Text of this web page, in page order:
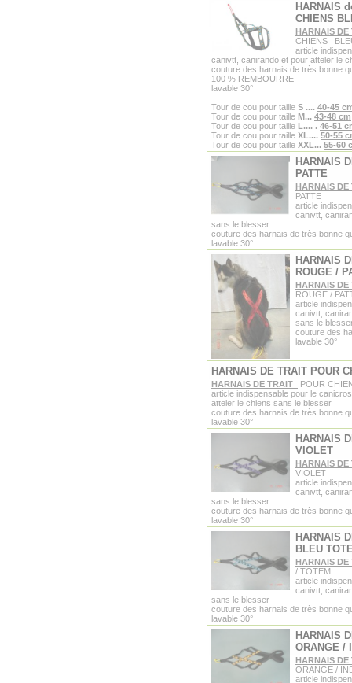
HARNAIS
CHIENS
HARNAIS
CHIENS
article
canivtt, canirando et pour atteler le
couture des harnais de très bonne
100 % REMBOURRE
lavable 30°
Tour de cou pour taille S .... 40-45
Tour de cou pour taille M... 43-48 cm
Tour de cou pour taille L.... . 46-51
Tour de cou pour taille XL.... 50-55
Tour de cou pour taille XXL... 55-60
HARNAIS
PATTE
HARNAIS
PATTE
article
canivtt,
sans le blesser
couture des harnais de très bonne
lavable 30°
HARNAIS
ROUGE /
HARNAIS
ROUGE /
article
canivtt,
sans le
couture des
lavable 30°
HARNAIS DE TRAIT POUR
HARNAIS DE TRAIT
POUR
article indispensable pour le
atteler le chiens sans le blesser
couture des harnais de très bonne
lavable 30°
HARNAIS
VIOLET
HARNAIS
VIOLET
article
canivtt,
sans le blesser
couture des harnais de très bonne
lavable 30°
HARNAIS
BLEU
HARNAIS
/ TOTEM
article
canivtt,
sans le blesser
couture des harnais de très bonne
lavable 30°
HARNAIS
ORANGE /
HARNAIS
ORANGE /
article